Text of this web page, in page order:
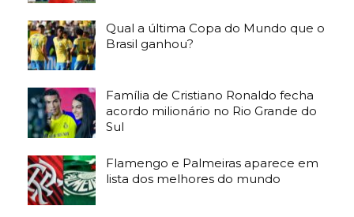
Qual a última Copa do Mundo que o
Brasil ganhou?
Família de Cristiano Ronaldo fecha
acordo milionário no Rio Grande do
Sul
Flamengo e Palmeiras aparece em
lista dos melhores do mundo